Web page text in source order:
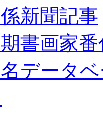
新聞記事
書画家
データ